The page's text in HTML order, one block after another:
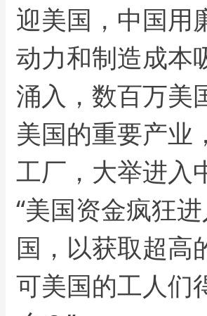
迎美国，中国用
动力和制造成本
涌入，数百万美
美国的重要产业
工厂，大举进入
“美国资金疯狂
国，以获取超高
可美国的工人们